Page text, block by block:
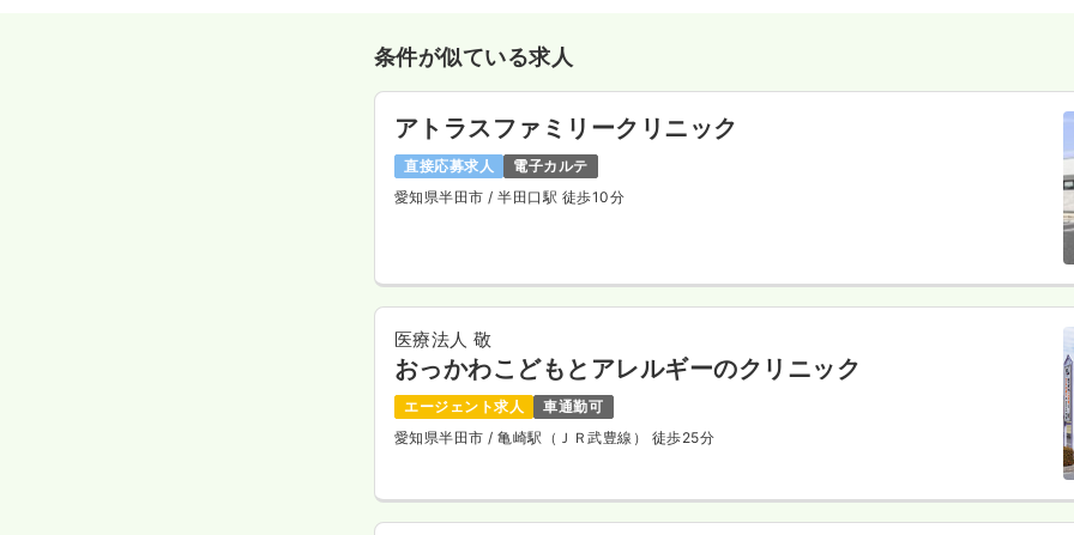
条件が似ている求人
アトラスファミリークリニック
直接応募求人
電子カルテ
愛知県半田市/ 半田口駅 徒歩10分
医療法人 敬
おっかわこどもとアレルギーのクリニック
エージェント求人
車通勤可
愛知県半田市/ 亀崎駅（ＪＲ武豊線） 徒歩25分